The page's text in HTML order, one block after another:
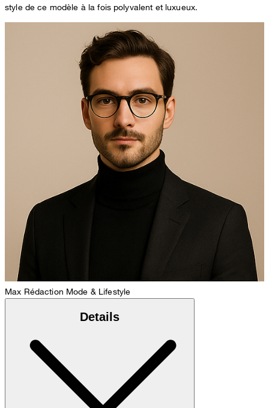
style de ce modèle à la fois polyvalent et luxueux.
Max Rédaction Mode & Lifestyle
Details